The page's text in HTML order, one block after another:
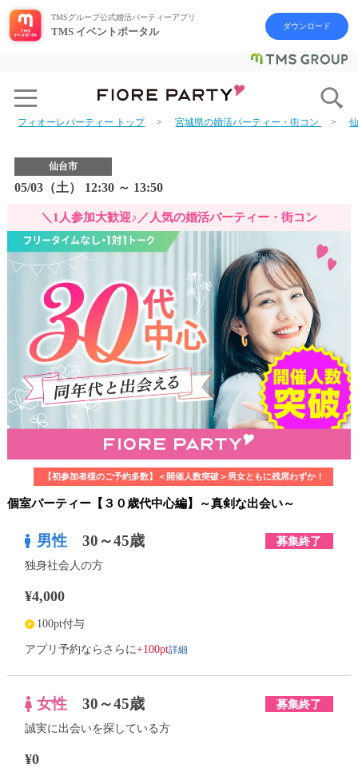
TMSグループ公式婚活パーティーアプリ
TMS イベントポータル ダウンロード
フィオーレパーティー トップ 宮城県の婚活パーティー・街コン
仙台市
05/03（土） 12:30 ～ 13:50
＼1人参加大歓迎♪／人気の婚活パーティー・街コン
【初参加者様のご予約多数】＜開催人数突破＞男女ともに残席わずか！
個室パーティー【３０歳代中心編】～真剣な出会い～
男性 30～45歳 募集終了
独身社会人の方
¥4,000
100pt付与
アプリ予約ならさらに+100pt詳細
女性 30～45歳 募集終了
誠実に出会いを探している方
¥0